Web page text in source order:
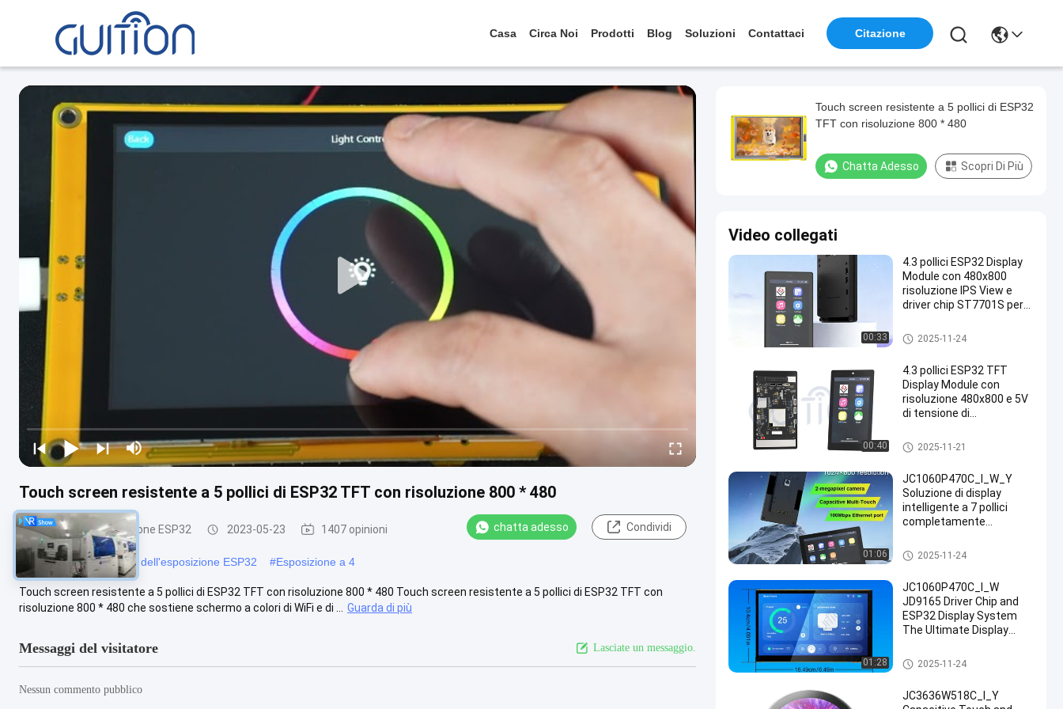
Casa Circa Noi Prodotti Blog Soluzioni Contattaci Citazione
Touch screen resistente a 5 pollici di ESP32 TFT con risoluzione 800 * 480
Modulo dell'esposizione ESP32 2023-05-23 1407 opinioni chatta adesso Condividi
Modulo a 4 #3 pollici dell'esposizione ESP32 #Esposizione a 4
Touch screen resistente a 5 pollici di ESP32 TFT con risoluzione 800 * 480 Touch screen resistente a 5 pollici di ESP32 TFT con
risoluzione 800 * 480 che sostiene schermo a colori di WiFi e di ...
Guarda di più
Messaggi del visitatore Lasciate un messaggio.
Nessun commento pubblico
Touch screen resistente a 5 pollici di ESP32
TFT con risoluzione 800 * 480
Chatta Adesso Scopri Di Più
Video collegati
00:33
4.3 pollici ESP32 Display
Module con 480x800
risoluzione IPS View e
driver chip ST7701S per
prestazioni
Modulo dell'esposizione ESP3
2
2025-11-24
00:40
4.3 pollici ESP32 TFT
Display Module con
risoluzione 480x800 e 5V
di tensione di
immagini di alta qualità
Modulo dell'esposizione ESP3
2
2025-11-21
01:06
JC1060P470C_I_W_Y
Soluzione di display
intelligente a 7 pollici
completamente
P4, touch e fotocamera
integrati, pronti per lo
Modulo dell'esposizione ESP3
2
2025-11-24
01:28
JC1060P470C_I_W
JD9165 Driver Chip and
ESP32 Display System
The Ultimate Display
Business Needs
industrial grade tft liquid
screen
Modulo dell'esposizione ESP3
2
2025-11-24
JC3636W518C_I_Y